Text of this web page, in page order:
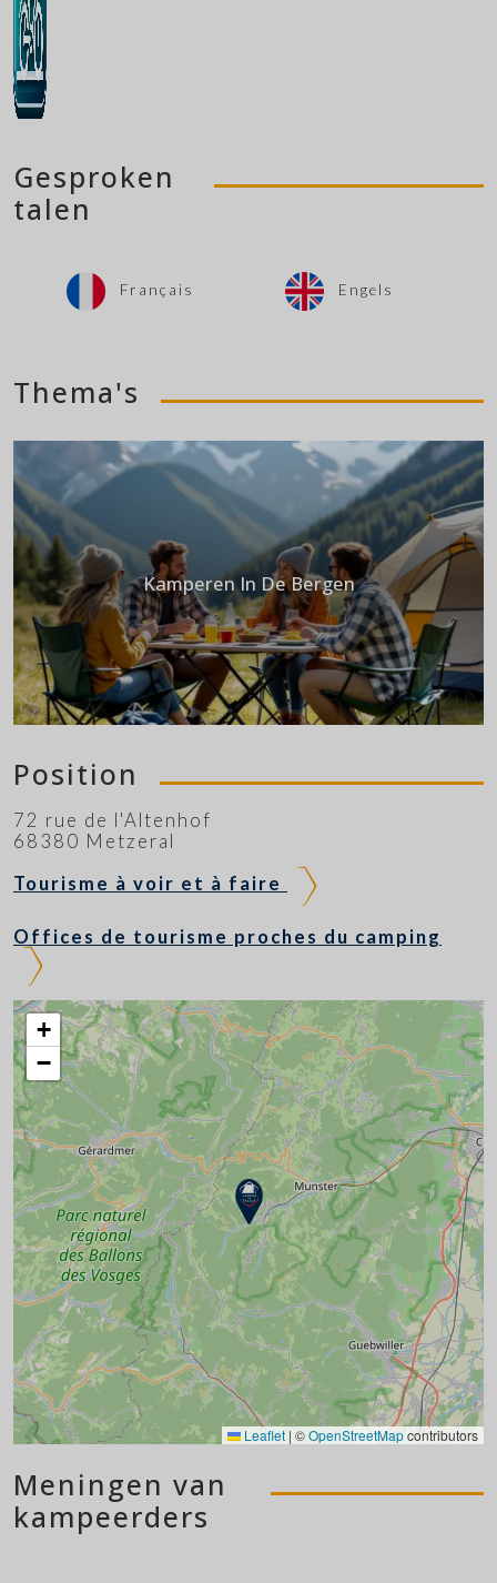
Gesproken
talen
Français Engels
Thema's
Kamperen In De Bergen
Position
72 rue de l'Altenhof
68380 Metzeral
Tourisme à voir et à faire
Offices de tourisme proches du camping
+
−
Leaflet | ©OpenStreetMapcontributors
Meningen van
kampeerders